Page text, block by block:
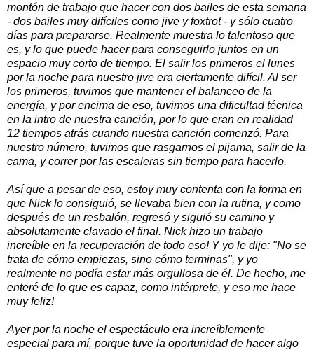
montón de trabajo que hacer con dos bailes de esta semana
- dos bailes muy difíciles como jive y foxtrot - y sólo cuatro
días para prepararse. Realmente muestra lo talentoso que
es, y lo que puede hacer para conseguirlo juntos en un
espacio muy corto de tiempo. El salir los primeros el lunes
por la noche para nuestro jive era ciertamente difícil. Al ser
los primeros, tuvimos que mantener el balanceo de la
energía, y por encima de eso, tuvimos una dificultad técnica
en la intro de nuestra canción, por lo que eran en realidad
12 tiempos atrás cuando nuestra canción comenzó. Para
nuestro número, tuvimos que rasgarnos el pijama, salir de la
cama, y correr por las escaleras sin tiempo para hacerlo.
Así que a pesar de eso, estoy muy contenta con la forma en
que Nick lo consiguió, se llevaba bien con la rutina, y como
después de un resbalón, regresó y siguió su camino y
absolutamente clavado el final. Nick hizo un trabajo
increíble en la recuperación de todo eso! Y yo le dije: "No se
trata de cómo empiezas, sino cómo terminas", y yo
realmente no podía estar más orgullosa de él. De hecho, me
enteré de lo que es capaz, como intérprete, y eso me hace
muy feliz!
Ayer por la noche el espectáculo era increíblemente
especial para mí, porque tuve la oportunidad de hacer algo